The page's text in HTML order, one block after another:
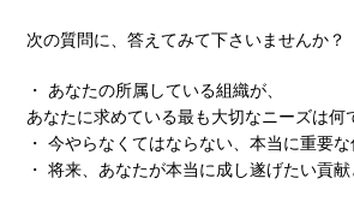
次の質問に、答えてみて下さいませんか？
・ あなたの所属している組織が、
あなたに求めている最も大切なニーズは何
・ 今やらなくてはならない、本当に重要
・ 将来、あなたが本当に成し遂げたい貢